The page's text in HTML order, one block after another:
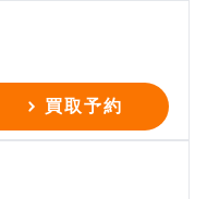
買取予約